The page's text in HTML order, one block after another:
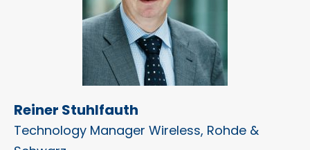
Reiner Stuhlfauth
Technology Manager Wireless, Rohde &